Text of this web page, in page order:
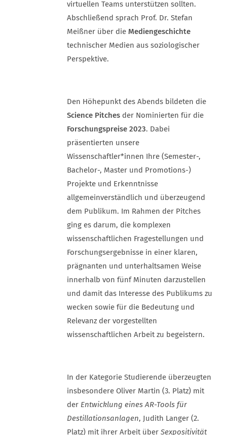
virtuellen Teams unterstützen sollten.
Abschließend sprach Prof. Dr. Stefan
Meißner über die Mediengeschichte
technischer Medien aus soziologischer
Perspektive.
Den Höhepunkt des Abends bildeten die
Science Pitches der Nominierten für die
Forschungspreise 2023. Dabei
präsentierten unsere
Wissenschaftler*innen Ihre (Semester-,
Bachelor-, Master und Promotions-)
Projekte und Erkenntnisse
allgemeinverständlich und überzeugend
dem Publikum. Im Rahmen der Pitches
ging es darum, die komplexen
wissenschaftlichen Fragestellungen und
Forschungsergebnisse in einer klaren,
prägnanten und unterhaltsamen Weise
innerhalb von fünf Minuten darzustellen
und damit das Interesse des Publikums zu
wecken sowie für die Bedeutung und
Relevanz der vorgestellten
wissenschaftlichen Arbeit zu begeistern.
In der Kategorie Studierende überzeugten
insbesondere Oliver Martin (3. Platz) mit
der Entwicklung eines AR-Tools für
Destillationsanlagen, Judith Langer (2.
Platz) mit ihrer Arbeit über Sexpositivität